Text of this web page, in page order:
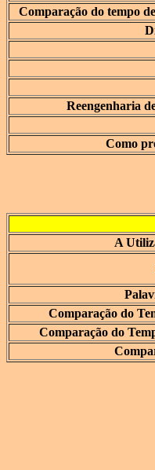
Comparação do tempo
Reengenharia
Como
A
Comparação do
Comparação do